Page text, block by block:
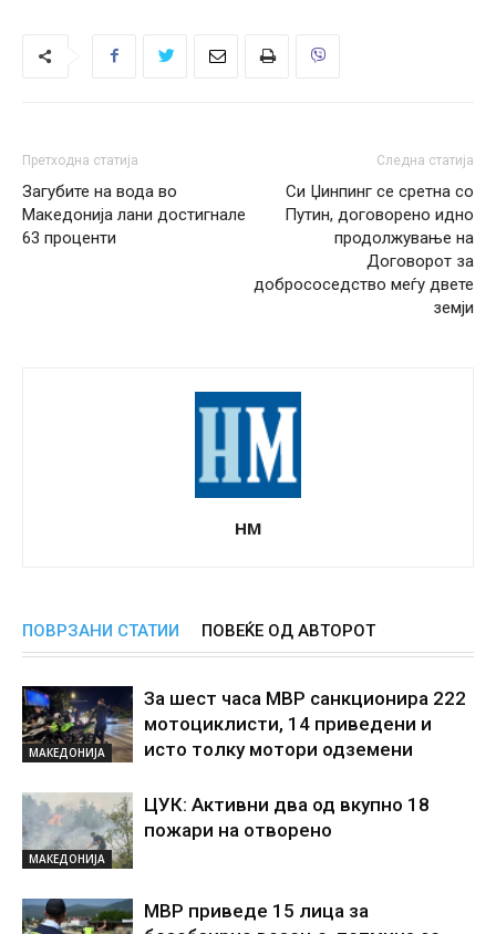
Претходна статија
Загубите на вода во
Македонија лани достигнале
63 проценти
Следна статија
Си Џинпинг се сретна со
Путин, договорено идно
продолжување на
Договорот за
добрососедство меѓу двете
земји
НМ
ПОВРЗАНИ СТАТИИ ПОВЕЌЕ ОД АВТОРОТ
МАКЕДОНИЈА
За шест часа МВР санкционира 222
мотоциклисти, 14 приведени и
исто толку мотори одземени
МАКЕДОНИЈА
ЦУК: Активни два од вкупно 18
пожари на отворено
МВР приведе 15 лица за